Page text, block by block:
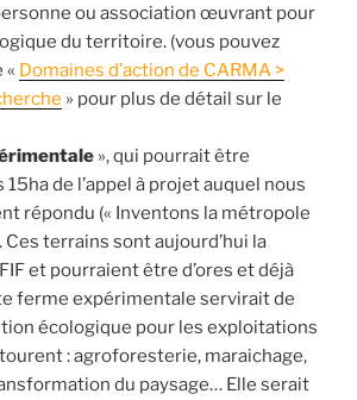
ou association œuvrant pour
du territoire. (vous pouvez
« Domaines d’action de CARMA >
» pour plus de détail sur le
», qui pourrait être
de l’appel à projet auquel nous
répondu (« Inventons la métropole
Ces terrains sont aujourd’hui la
et pourraient être d’ores et déjà
ferme expérimentale servirait de
écologique pour les exploitations
: agroforesterie, maraichage,
du paysage… Elle serait